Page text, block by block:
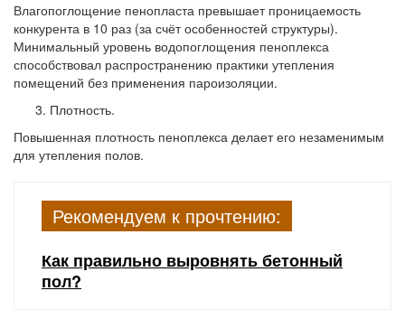
Влагопоглощение пенопласта превышает проницаемость
конкурента в 10 раз (за счёт особенностей структуры).
Минимальный уровень водопоглощения пеноплекса
способствовал распространению практики утепления
помещений без применения пароизоляции.
Плотность.
Повышенная плотность пеноплекса делает его незаменимым
для утепления полов.
Рекомендуем к прочтению:
Как правильно выровнять бетонный
пол?